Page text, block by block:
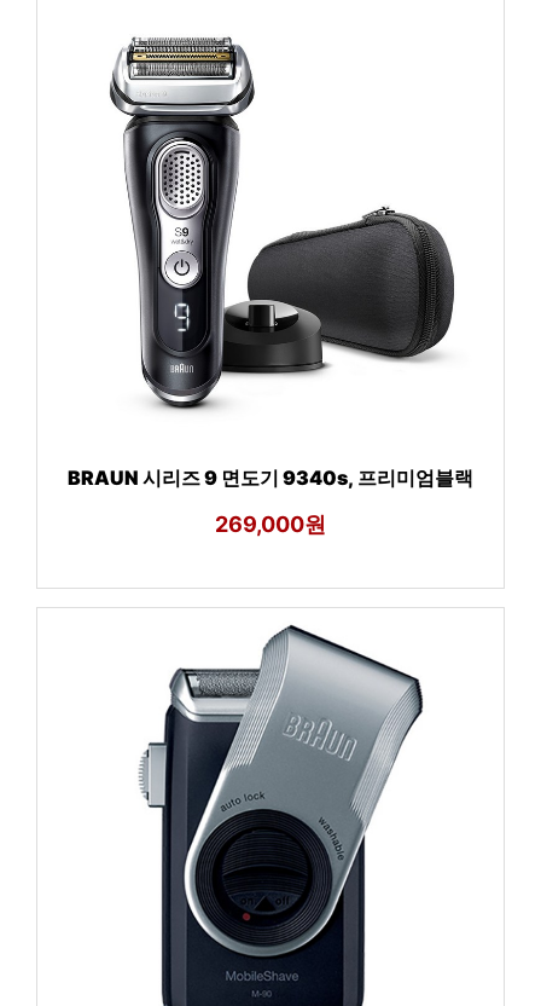
BRAUN 시리즈 9 면도기 9340s, 프리미엄블랙
269,000원